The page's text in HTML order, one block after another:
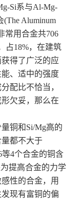
Si系与Al-Mg-
Aluminum
常用合金共706
占18%，在建筑
得了广泛的应
、适中的强度
配比不恰当，
欠妥，那么在
铜和Si/Mg高的
都不大于
等4个合金的铜含
提高合金的力学
性的合金，用
现有富铜的偏